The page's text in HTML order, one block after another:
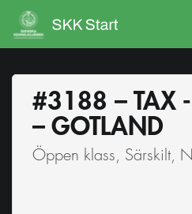
#3188 – TAX
– GOTLAND
Öppen klass, Särskilt,